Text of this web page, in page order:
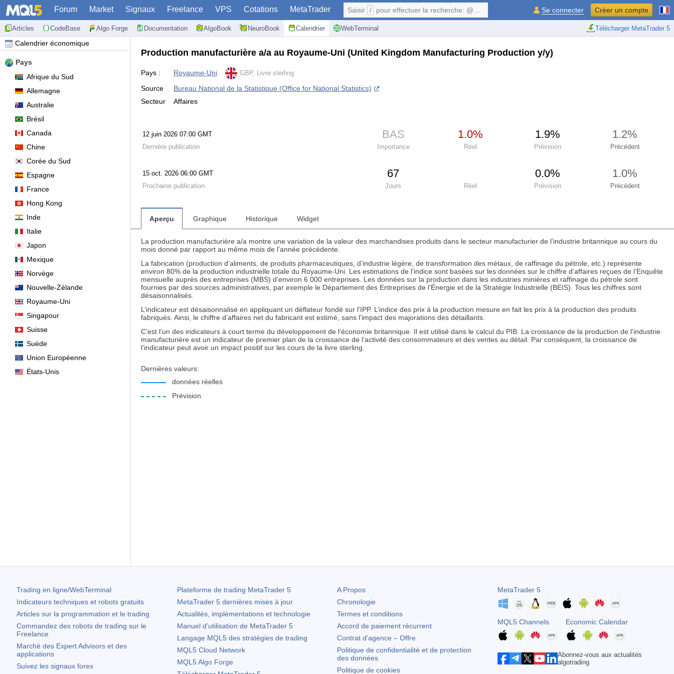
Forum Market Signaux Freelance VPS Cotations MetaTrader
Articles CodeBase Algo Forge Documentation AlgoBook NeuroBook Calendrier WebTerminal Télécharger MetaTrader 5
Saisir / pour effectuer la recherche: @user, $symbol, ... Se connecter Créer un compte
Calendrier économique
Pays
Afrique du Sud
Allemagne
Australie
Brésil
Canada
Chine
Corée du Sud
Espagne
France
Hong Kong
Inde
Italie
Japon
Mexique
Norvège
Nouvelle-Zélande
Royaume-Uni
Singapour
Suisse
Suède
Union Européenne
États-Unis
Production manufacturière a/a au Royaume-Uni (United Kingdom Manufacturing Production y/y)
Pays : Royaume-Uni GBP, Livre sterling
Source
Bureau National de la Statistique (Office for National Statistics)
Secteur
Affaires
12 juin 2026 07:00 GMT BAS 1.0% 1.9% 1.2%
Dernière publication Importance Réel Prévision Précédent
15 oct. 2026 06:00 GMT 67 0.0% 1.0%
Prochaine publication Jours Réel Prévision Précédent
Aperçu Graphique Historique Widget
La production manufacturière a/a montre une variation de la valeur des marchandises produits dans le secteur manufacturier de l’industrie britannique au cours du
mois donné par rapport au même mois de l’année précédente.
La fabrication (production d’aliments, de produits pharmaceutiques, d’industrie légère, de transformation des métaux, de raffinage du pétrole, etc.) représente
environ 80% de la production industrielle totale du Royaume-Uni. Les estimations de l’indice sont basées sur les données sur le chiffre d’affaires reçues de l’Enquête
mensuelle auprès des entreprises (MBS) d’environ 6 000 entreprises. Les données sur la production dans les industries minières et raffinage du pétrole sont
fournies par des sources administratives, par exemple le Département des Entreprises de l’Énergie et de la Stratégie Industrielle (BEIS). Tous les chiffres sont
désaisonnalisés.
L’indicateur est désaisonnalisé en appliquant un déflateur fondé sur l’IPP. L’indice des prix à la production mesure en fait les prix à la production des produits
fabriqués. Ainsi, le chiffre d’affaires net du fabricant est estimé, sans l’impact des majorations des détaillants.
C’est l’un des indicateurs à court terme du développement de l’économie britannique. Il est utilisé dans le calcul du PIB. La croissance de la production de l’industrie
manufacturière est un indicateur de premier plan de la croissance de l’activité des consommateurs et des ventes au détail. Par conséquent, la croissance de
l’indicateur peut avoir un impact positif sur les cours de la livre sterling.
Dernières valeurs:
données réelles
Prévision
Trading en ligne/WebTerminal
Indicateurs techniques et robots gratuits
Articles sur la programmation et le trading
Commandez des robots de trading sur le
Freelance
Marché des Expert Advisors et des
applications
Suivez les signaux forex
Plateforme de trading MetaTrader 5
MetaTrader 5dernières mises à jour
Actualités, implémentations et technologie
Manuel d'utilisation de MetaTrader 5
Langage MQL5 des stratégies de trading
MQL5 Cloud Network
MQL5 Algo Forge
A Propos
Chronologie
Termes et conditions
Accord de paiement récurrent
Contrat d'agence – Offre
Politique de confidentialité et de protection
des données
Politique de cookies
MetaTrader 5
MQL5 Channels Economic Calendar
Abonnez-vous aux actualités
algotrading